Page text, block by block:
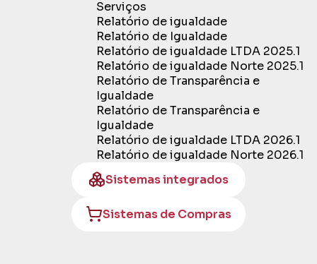
Serviços
Relatório de igualdade
Relatório de Igualdade
Relatório de igualdade LTDA 2025.1
Relatório de igualdade Norte 2025.1
Relatório de Transparência e
Igualdade
Relatório de Transparência e
Igualdade
Relatório de igualdade LTDA 2026.1
Relatório de igualdade Norte 2026.1
Sistemas integrados
Sistemas de Compras